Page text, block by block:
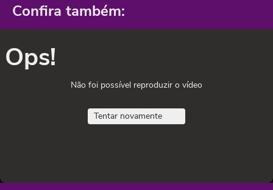
Confira também:
Ops!
Não foi possível reproduzir o vídeo
Tentar novamente